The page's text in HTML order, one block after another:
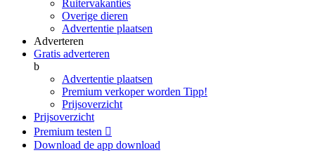
Ruitervakanties
Overige dieren
Advertentie plaatsen
Adverteren
Gratis adverteren
b
Advertentie plaatsen
Premium verkoper worden Tipp!
Prijsoverzicht
Prijsoverzicht
Premium testen 
Download de app download